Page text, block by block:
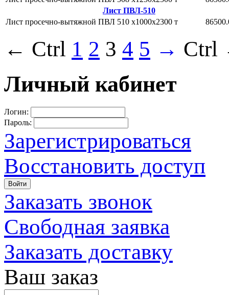
Лист ПВЛ-510
Лист просечно-вытяжной ПВЛ 510 х1000х2300 т
← Ctrl 1 2 3 4 5 → Ctrl
Личный кабинет
Логин:
Пароль:
Зарегистрироваться
Восстановить доступ
Войти
Заказать звонок
Свободная заявка
Заказать доставку
Ваш заказ